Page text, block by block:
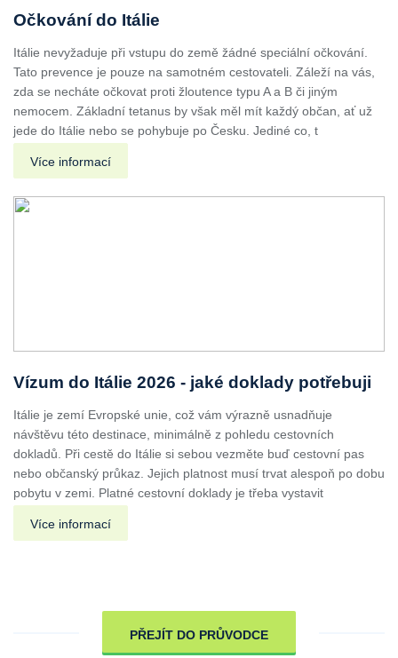
Očkování do Itálie
Itálie nevyžaduje při vstupu do země žádné speciální očkování.
Tato prevence je pouze na samotném cestovateli. Záleží na vás,
zda se necháte očkovat proti žloutence typu A a B či jiným
nemocem. Základní tetanus by však měl mít každý občan, ať už
jede do Itálie nebo se pohybuje po Česku. Jediné co, t
Více informací
Vízum do Itálie 2026 - jaké doklady potřebuji
Itálie je zemí Evropské unie, což vám výrazně usnadňuje
návštěvu této destinace, minimálně z pohledu cestovních
dokladů. Při cestě do Itálie si sebou vezměte buď cestovní pas
nebo občanský průkaz. Jejich platnost musí trvat alespoň po dobu
pobytu v zemi. Platné cestovní doklady je třeba vystavit
Více informací
PŘEJÍT DO PRŮVODCE